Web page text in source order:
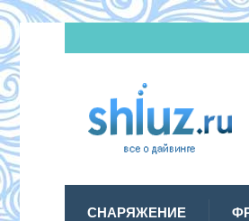
СНАРЯЖЕНИЕ